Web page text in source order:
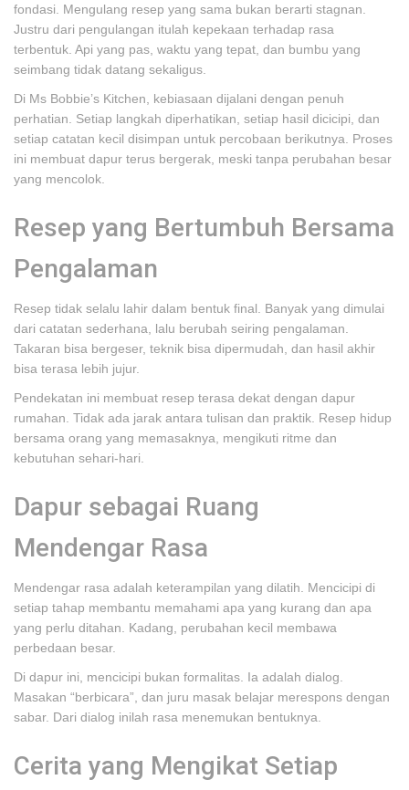
fondasi. Mengulang resep yang sama bukan berarti stagnan.
Justru dari pengulangan itulah kepekaan terhadap rasa
terbentuk. Api yang pas, waktu yang tepat, dan bumbu yang
seimbang tidak datang sekaligus.
Di Ms Bobbie’s Kitchen, kebiasaan dijalani dengan penuh
perhatian. Setiap langkah diperhatikan, setiap hasil dicicipi, dan
setiap catatan kecil disimpan untuk percobaan berikutnya. Proses
ini membuat dapur terus bergerak, meski tanpa perubahan besar
yang mencolok.
Resep yang Bertumbuh Bersama
Pengalaman
Resep tidak selalu lahir dalam bentuk final. Banyak yang dimulai
dari catatan sederhana, lalu berubah seiring pengalaman.
Takaran bisa bergeser, teknik bisa dipermudah, dan hasil akhir
bisa terasa lebih jujur.
Pendekatan ini membuat resep terasa dekat dengan dapur
rumahan. Tidak ada jarak antara tulisan dan praktik. Resep hidup
bersama orang yang memasaknya, mengikuti ritme dan
kebutuhan sehari-hari.
Dapur sebagai Ruang
Mendengar Rasa
Mendengar rasa adalah keterampilan yang dilatih. Mencicipi di
setiap tahap membantu memahami apa yang kurang dan apa
yang perlu ditahan. Kadang, perubahan kecil membawa
perbedaan besar.
Di dapur ini, mencicipi bukan formalitas. Ia adalah dialog.
Masakan “berbicara”, dan juru masak belajar merespons dengan
sabar. Dari dialog inilah rasa menemukan bentuknya.
Cerita yang Mengikat Setiap